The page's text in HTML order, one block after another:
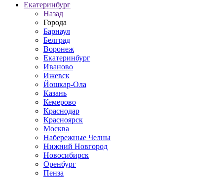
Екатеринбург
Назад
Города
Барнаул
Белград
Воронеж
Екатеринбург
Иваново
Ижевск
Йошкар-Ола
Казань
Кемерово
Краснодар
Красноярск
Москва
Набережные Челны
Нижний Новгород
Новосибирск
Оренбург
Пенза